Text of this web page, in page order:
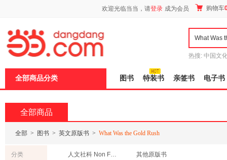
欢迎光临当当，请登录 成为会员 购物车
热搜: 中国文
全部商品分类 图书 特装书 亲签书 电子书
全部商品
全部 > 图书 > 英文原版书 > What Was the Gold Rush
分类 人文社科 Non Fiction 其他原版书
页
加